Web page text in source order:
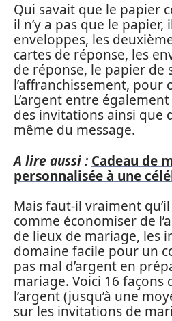
Qui savait que le papier
il n’y a pas que le papier,
enveloppes, les
cartes de réponse, les
de réponse, le papier de
l’affranchissement, pour
L’argent entre
des invitations ainsi que
même du message.
A lire aussi : Cadeau de
personnalisée à une
Mais faut-il vraiment
comme économiser de
de lieux de mariage, les
domaine facile pour un
pas mal d’argent en
mariage. Voici 16 façons
l’argent (jusqu’à une
sur les invitations de